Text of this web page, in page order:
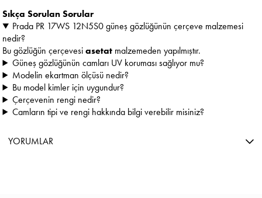
Sıkça Sorulan Sorular
Prada PR 17WS 12N5S0 güneş gözlüğünün çerçeve malzemesi
nedir?
Bu gözlüğün çerçevesiasetat malzemeden yapılmıştır.
Güneş gözlüğünün camları UV koruması sağlıyor mu?
Modelin ekartman ölçüsü nedir?
Bu model kimler için uygundur?
Çerçevenin rengi nedir?
Camların tipi ve rengi hakkında bilgi verebilir misiniz?
YORUMLAR